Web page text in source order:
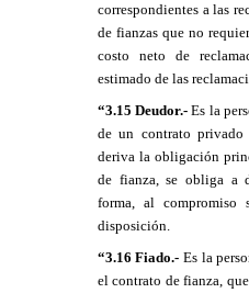
correspondientes a las
de fianzas que no
costo neto de
estimado de las
“3.15 Deudor.- Es la
de un contrato
deriva la obligación
de fianza, se obliga a
forma, al compromiso
disposición.
“3.16 Fiado.- Es la
el contrato de fianza,